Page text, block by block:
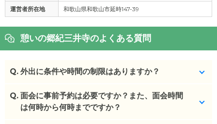
運営者所在地 和歌山県和歌山市延時147-39
憩いの郷紀三井寺のよくある質問
Q. 外出に条件や時間の制限はありますか？
ご家族同伴で時間制限なく外出可能です。
Q. 面会に事前予約は必要ですか？また、面会時間
は何時から何時までですか？